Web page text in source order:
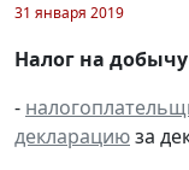
31 января 2019
Налог на
-
декларациюза